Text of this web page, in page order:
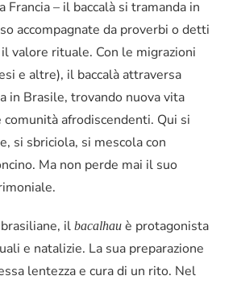
– il baccalà si tramanda in
accompagnate da proverbi o detti
valore rituale. Con le migrazioni
e altre), il baccalà attraversa
in Brasile, trovando nuova vita
afrodiscendenti. Qui si
si sbriciola, si mescola con
Ma non perde mai il suo
il bacalhau è protagonista
e natalizie. La sua preparazione
lentezza e cura di un rito. Nel